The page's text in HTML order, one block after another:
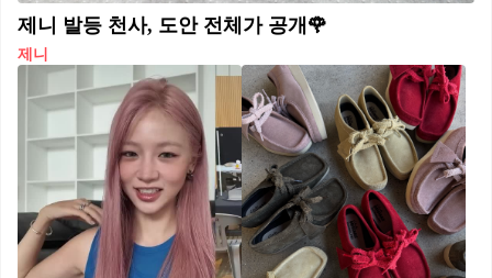
제니 발등 천사, 도안 전체가 공개🌹
제니